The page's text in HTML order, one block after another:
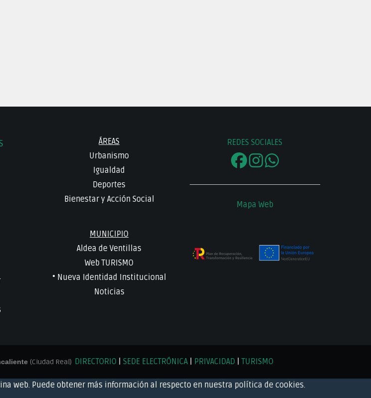
ÁREAS
Urbanismo
Igualdad
Deportes
Bienestar y Acción Social
MUNICIPIO
Aldea de Ventillas
Web TURISMO
• Nueva Identidad Institucional
Noticias
REDES SOCIALES
Mapa Web
(Ciudad Real) DIRECTORIO SEDE ELECTRÓNICA PRIVACIDAD |TURISMO
web. Puede obtener más información al respecto en nuestra política de cookies.